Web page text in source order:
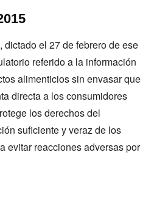
el 27 de febrero de ese
referido a la información
alimenticios sin envasar que
directa a los consumidores
los derechos del
suficiente y veraz de los
evitar reacciones adversas por